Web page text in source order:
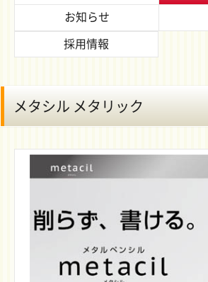
お知らせ
採用情報
メタシル メタリック